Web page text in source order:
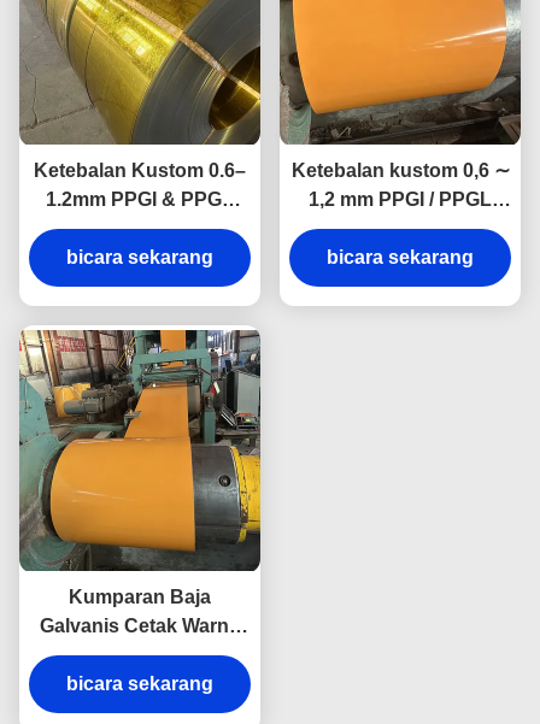
Ketebalan Kustom 0.6–
1.2mm PPGI & PPGL
Gulungan dan
Lembaran Baja
Galvanis yang Dicat
bicara sekarang
Ketebalan kustom 0,6 ∼
1,2 mm PPGI / PPGL
Prepainted Galvanized
Color Coated Steel
Coils & Sheets
bicara sekarang
Kumparan Baja
Galvanis Cetak Warna
PPGI Ketebalan Kustom
0,6–1,2 mm Untuk Panel
Dinding Eksterior dan
bicara sekarang